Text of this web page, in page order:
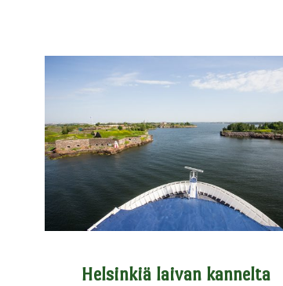
Helsinkiä laivan kannelta